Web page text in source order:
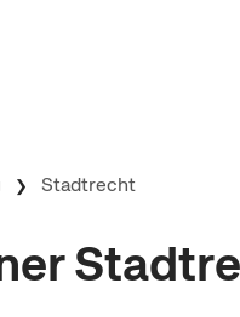
Stadtrecht